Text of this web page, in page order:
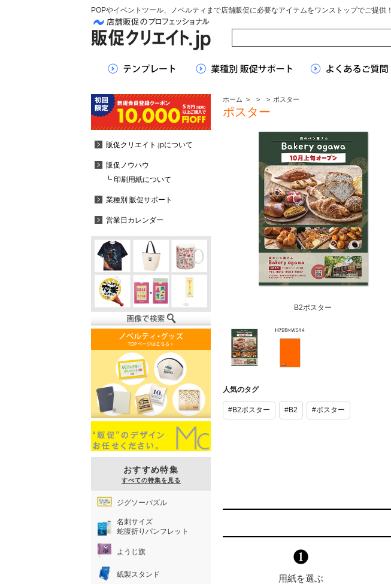
POPやイベントツール、ノベルティまで店舗販促に必要なアイテムをワンストップでご提供！
ホーム > > > ポスター
ポスター
B2ポスター
人気のタグ
#B2ポスター #B2 #ポスター
用紙を選ぶ
販促クリエイト.jpについて
販促ノウハウ
┗ 印刷用紙について
業種別 販促サポート
営業日カレンダー
おすすめ特集
すべての特集を見る
ジグソーパズル
名刺サイズ
蛇腹折りパンフレット
ようじ旗
紙製スタンド